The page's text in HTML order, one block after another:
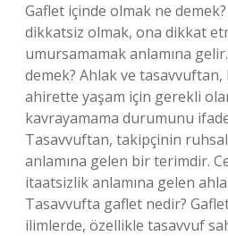
Gaflet içinde olmak ne demek?
dikkatsiz olmak, ona dikkat
umursamamak anlamına
demek? Ahlak ve tasavvuftan,
ahirette yaşam için gerekli
kavrayamama durumunu
Tasavvuftan, takipçinin
anlamına gelen bir terimdir.
itaatsizlik anlamına gelen
Tasavvufta gaflet nedir?
ilimlerde, özellikle tasavvuf